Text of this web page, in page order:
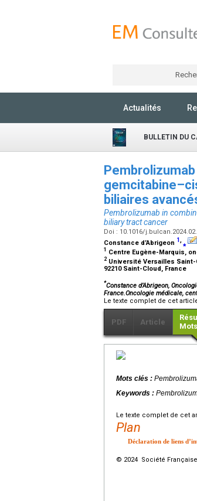
Actualités
BULLETIN DU
biliaires
Pembrolizumab in
biliary tract cancer
Doi : 10.1016/
Constance d’Abrigeon 1,⁎
1 Centre Eugène-Marquis,
2 Université Versailles
92210 Saint-Cloud, France
*Constance d’Abrigeon,
France.Oncologie médicale,
Le texte complet de cet
PDF Article
Mots clés :
Keywords :
Le texte complet de cet
Plan
Déclaration de liens
© 2024 Société